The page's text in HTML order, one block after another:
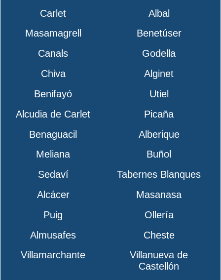
Carlet
Albal
Masamagrell
Benetúser
Canals
Godella
Chiva
Alginet
Benifayó
Utiel
Alcudia de Carlet
Picaña
Benaguacil
Alberique
Meliana
Buñol
Sedaví
Tabernes Blanques
Alcácer
Masanasa
Puig
Ollería
Almusafes
Cheste
Villamarchante
Villanueva de
Castellón